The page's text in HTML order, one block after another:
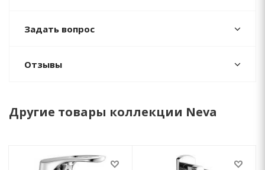
Задать вопрос
Отзывы
Другие товары коллекции Neva